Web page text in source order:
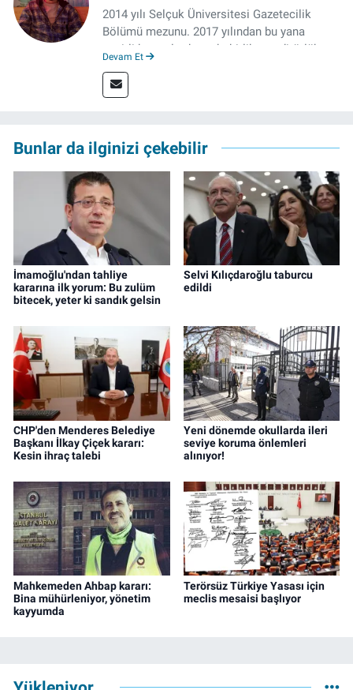
2014 yılı Selçuk Üniversitesi Gazetecilik
Bölümü mezunu. 2017 yılından bu yana
çeşitli kurumlarda muhabirlik ve editörlük
müdürü olarak devam ediyor.
Devam Et
Bunlar da ilginizi çekebilir
İmamoğlu'ndan tahliye
kararına ilk yorum: Bu zulüm
bitecek, yeter ki sandık gelsin
Selvi Kılıçdaroğlu taburcu
edildi
CHP'den Menderes Belediye
Başkanı İlkay Çiçek kararı:
Kesin ihraç talebi
Yeni dönemde okullarda ileri
seviye koruma önlemleri
alınıyor!
Mahkemeden Ahbap kararı:
Bina mühürleniyor, yönetim
kayyumda
Terörsüz Türkiye Yasası için
meclis mesaisi başlıyor